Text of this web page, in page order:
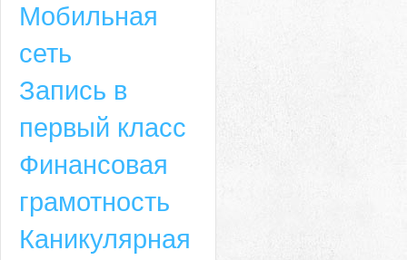
Мобильная
сеть
Запись в
первый класс
Финансовая
грамотность
Каникулярная